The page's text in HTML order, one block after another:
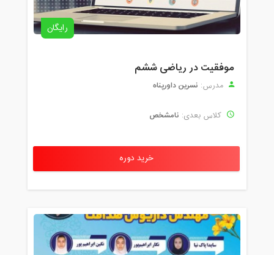
رایگان
موفقیت در ریاضی ششم
مدرس: نسرین داورپناه
کلاس بعدی: نامشخص
خرید دوره